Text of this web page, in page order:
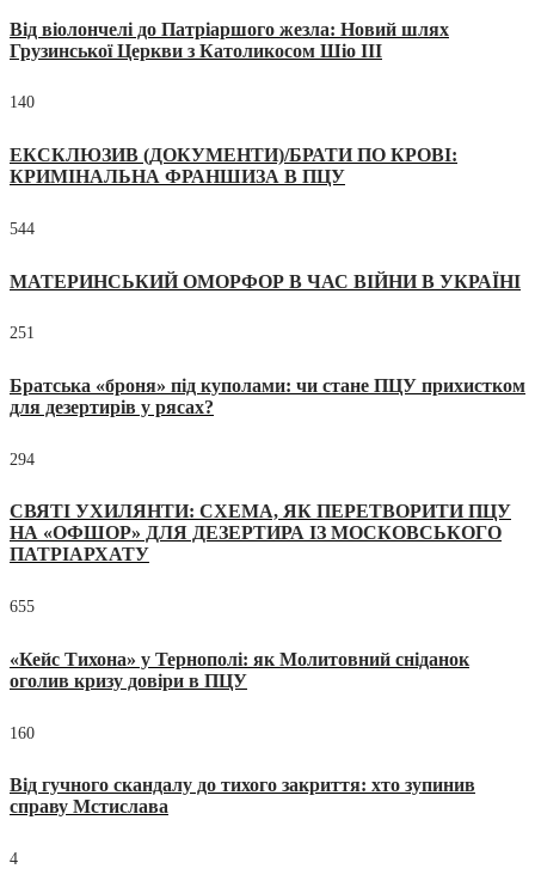
Від віолончелі до Патріаршого жезла: Новий шлях
Грузинської Церкви з Католикосом Шіо III
140
ЕКСКЛЮЗИВ (ДОКУМЕНТИ)/БРАТИ ПО КРОВІ:
КРИМІНАЛЬНА ФРАНШИЗА В ПЦУ
544
МАТЕРИНСЬКИЙ ОМОРФОР В ЧАС ВІЙНИ В УКРАЇНІ
251
Братська «броня» під куполами: чи стане ПЦУ прихистком
для дезертирів у рясах?
294
СВЯТІ УХИЛЯНТИ: СХЕМА, ЯК ПЕРЕТВОРИТИ ПЦУ
НА «ОФШОР» ДЛЯ ДЕЗЕРТИРА ІЗ МОСКОВСЬКОГО
ПАТРІАРХАТУ
655
«Кейс Тихона» у Тернополі: як Молитовний сніданок
оголив кризу довіри в ПЦУ
160
Від гучного скандалу до тихого закриття: хто зупинив
справу Мстислава
4